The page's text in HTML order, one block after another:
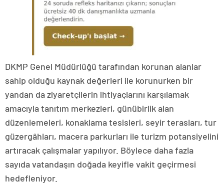
DKMP Genel Müdürlüğü tarafından korunan alanlar
sahip olduğu kaynak değerleri ile korunurken bir
yandan da ziyaretçilerin ihtiyaçlarını karşılamak
amacıyla tanıtım merkezleri, günübirlik alan
düzenlemeleri, konaklama tesisleri, seyir terasları, tur
güzergâhları, macera parkurları ile turizm potansiyelini
artıracak çalışmalar yapılıyor. Böylece daha fazla
sayıda vatandaşın doğada keyifle vakit geçirmesi
hedefleniyor.